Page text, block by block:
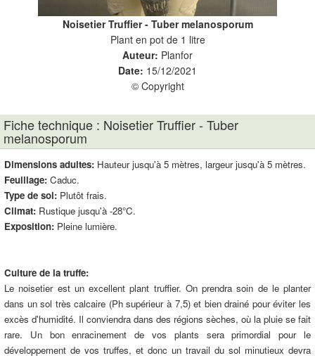
Noisetier Truffier - Tuber melanosporum
Plant en pot de 1 litre
Auteur: Planfor
Date: 15/12/2021
© Copyright
Fiche technique : Noisetier Truffier - Tuber
melanosporum
Dimensions adultes: Hauteur jusqu'à 5 mètres, largeur jusqu'à 5 mètres.
Feuillage: Caduc.
Type de sol: Plutôt frais.
Climat: Rustique jusqu'à -28°C.
Exposition: Pleine lumière.
Culture de la truffe:
Le noisetier est un excellent plant truffier. On prendra soin de le planter
dans un sol très calcaire (Ph supérieur à 7,5) et bien drainé pour éviter les
excès d'humidité. Il conviendra dans des régions sèches, où la pluie se fait
rare. Un bon enracinement de vos plants sera primordial pour le
développement de vos truffes, et donc un travail du sol minutieux devra